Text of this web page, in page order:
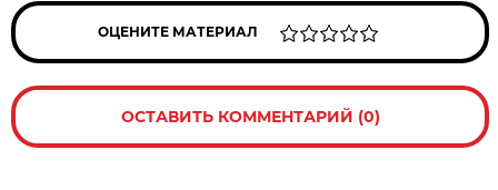
ОЦЕНИТЕ МАТЕРИАЛ
ОСТАВИТЬ КОММЕНТАРИЙ (0)